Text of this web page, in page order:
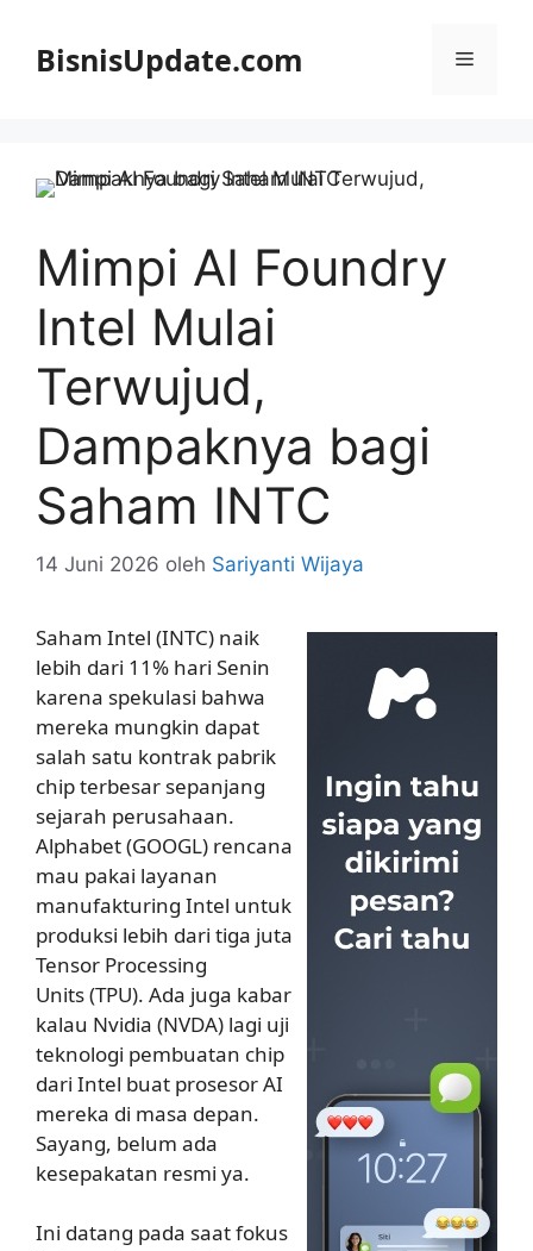
BisnisUpdate.com Menu
Mimpi AI Foundry
Intel Mulai
Terwujud,
Dampaknya bagi
Saham INTC
14 Juni 2026 oleh Sariyanti Wijaya
Saham Intel (INTC) naik
lebih dari 11% hari Senin
karena spekulasi bahwa
mereka mungkin dapat
salah satu kontrak pabrik
chip terbesar sepanjang
sejarah perusahaan.
Alphabet (GOOGL) rencana
mau pakai layanan
manufakturing Intel untuk
produksi lebih dari tiga juta
Tensor Processing
Units (TPU). Ada juga kabar
kalau Nvidia (NVDA) lagi uji
teknologi pembuatan chip
dari Intel buat prosesor AI
mereka di masa depan.
Sayang, belum ada
kesepakatan resmi ya.
Ini datang pada saat fokus